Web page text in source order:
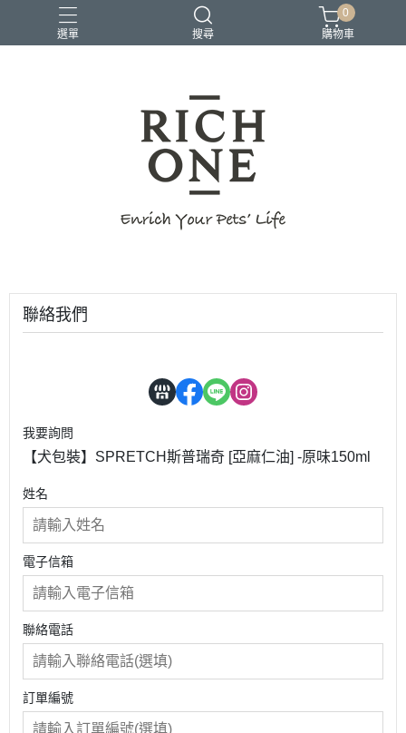
選單 搜尋
0
購物車
聯絡我們
我要詢問
【犬包裝】SPRETCH斯普瑞奇 [亞麻仁油] -原味150ml
姓名
電子信箱
聯絡電話
訂單編號